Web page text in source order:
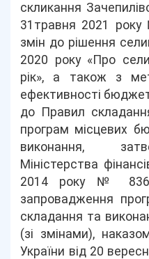
скликання
31травня 2021
змін до рішення
2020 року «Про
рік», а також з
ефективності
до Правил
програм місцевих
виконання,
Міністерства
2014 року № 836
запровадження
складання та
(зі змінами),
України від 20